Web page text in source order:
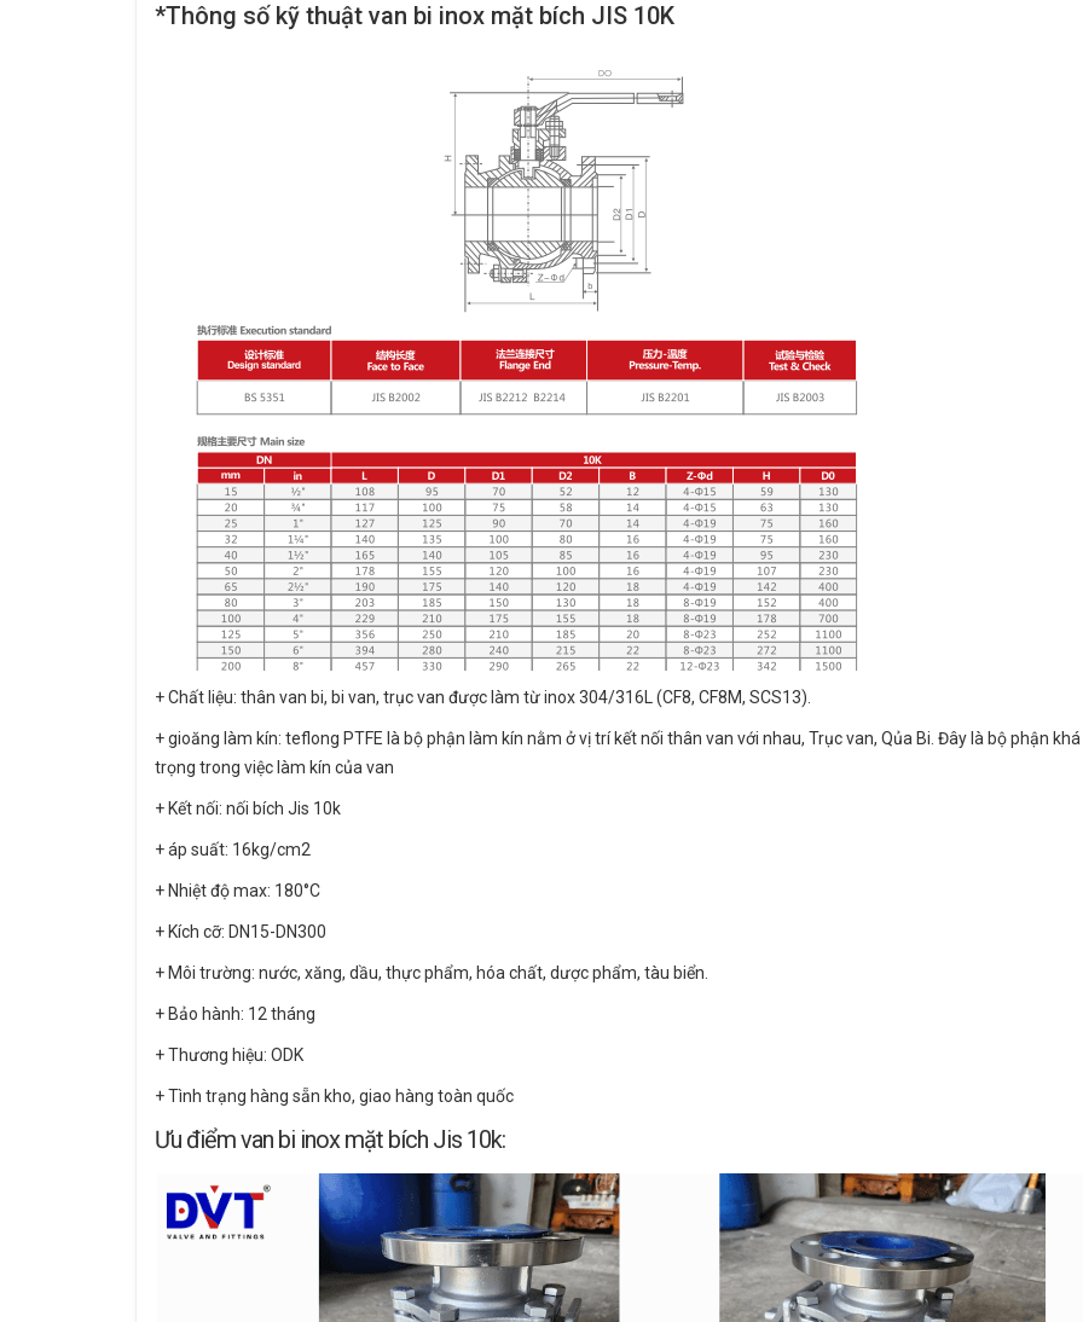
*Thông số kỹ thuật van bi inox mặt bích JIS 10K
+ Chất liệu: thân van bi, bi van, trục van được làm từ inox 304/316L (CF8, CF8M, SCS13).
+ gioăng làm kín: teflong PTFE là bộ phận làm kín nằm ở vị trí kết nối thân van với nhau, Trục van, Qủa Bi. Đây là bộ phận
trọng trong việc làm kín của van
+ Kết nối: nối bích Jis 10k
+ áp suất: 16kg/cm2
+ Nhiệt độ max: 180°C
+ Kích cỡ: DN15-DN300
+ Môi trường: nước, xăng, dầu, thực phẩm, hóa chất, dược phẩm, tàu biển.
+ Bảo hành: 12 tháng
+ Thương hiệu: ODK
+ Tình trạng hàng sẵn kho, giao hàng toàn quốc
Ưu điểm van bi inox mặt bích Jis 10k: